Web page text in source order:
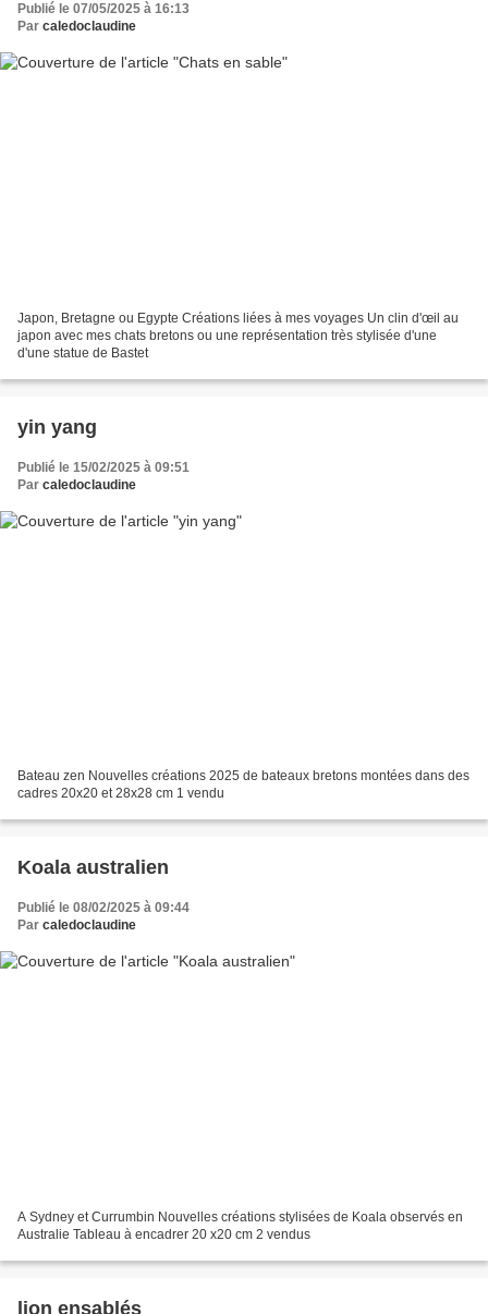
Publié le 07/05/2025 à 16:13
Par caledoclaudine
Japon, Bretagne ou Egypte Créations liées à mes voyages Un clin d'œil au
japon avec mes chats bretons ou une représentation très stylisée d'une
d'une statue de Bastet
yin yang
Publié le 15/02/2025 à 09:51
Par caledoclaudine
Bateau zen Nouvelles créations 2025 de bateaux bretons montées dans des
cadres 20x20 et 28x28 cm 1 vendu
Koala australien
Publié le 08/02/2025 à 09:44
Par caledoclaudine
A Sydney et Currumbin Nouvelles créations stylisées de Koala observés en
Australie Tableau à encadrer 20 x20 cm 2 vendus
lion ensablés